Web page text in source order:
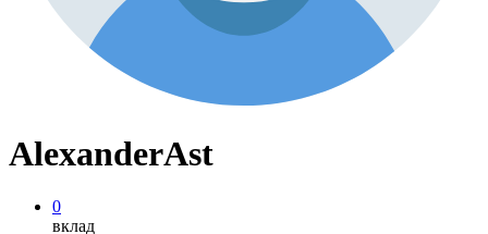
AlexanderAst
0
вклад